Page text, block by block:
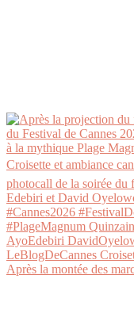
Après la montée des